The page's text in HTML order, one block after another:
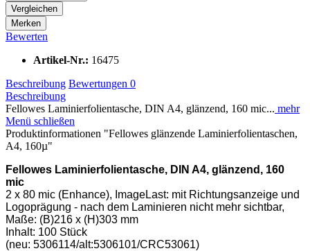
Vergleichen
Merken
Bewerten
Artikel-Nr.: 16475
Beschreibung Bewertungen 0
Beschreibung
Fellowes Laminierfolientasche, DIN A4, glänzend, 160 mic... mehr
Menü schließen
Produktinformationen "Fellowes glänzende Laminierfolientaschen,
A4, 160µ"
Fellowes Laminierfolientasche, DIN A4, glänzend, 160
mic
2 x 80 mic (Enhance), ImageLast: mit Richtungsanzeige und
Logoprägung - nach dem Laminieren nicht mehr sichtbar,
Maße: (B)216 x (H)303 mm
Inhalt: 100 Stück
(neu: 5306114/alt:5306101/CRC53061)